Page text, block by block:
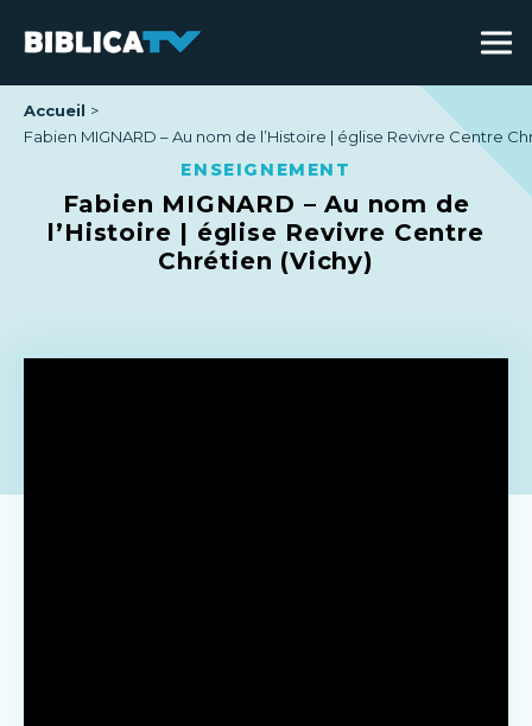
Accueil
Fabien MIGNARD – Au nom de l’Histoire | église Revivre Centre
ENSEIGNEMENT
Fabien MIGNARD – Au nom de
l’Histoire | église Revivre Centre
Chrétien (Vichy)